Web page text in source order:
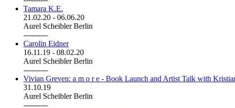
Tamara K.E.
21.02.20 - 06.06.20
Aurel Scheibler Berlin
----------
Carolin Eidner
16.11.19 - 08.02.20
Aurel Scheibler Berlin
----------
Vivian Greven: a m o r e - Book Launch and Artist Talk with
31.10.19
Aurel Scheibler Berlin
----------